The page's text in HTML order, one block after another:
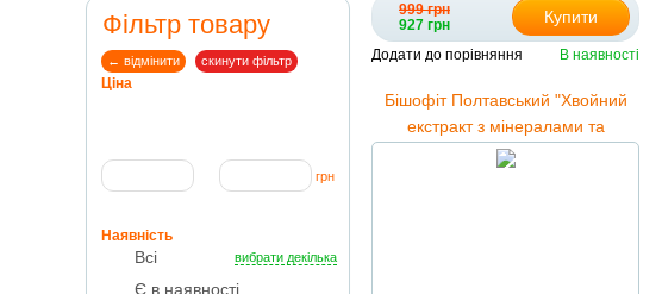
Фільтр товару
← відмінити скинути фільтр
Ціна
грн
Наявність
Всі вибрати декілька
Є в наявності
999 грн
927 грн
Купити
Додати до порівняння В наявності
Бішофіт Полтавський "Хвойний
екстракт з мінералами та
мікроелементами" 1000 мл